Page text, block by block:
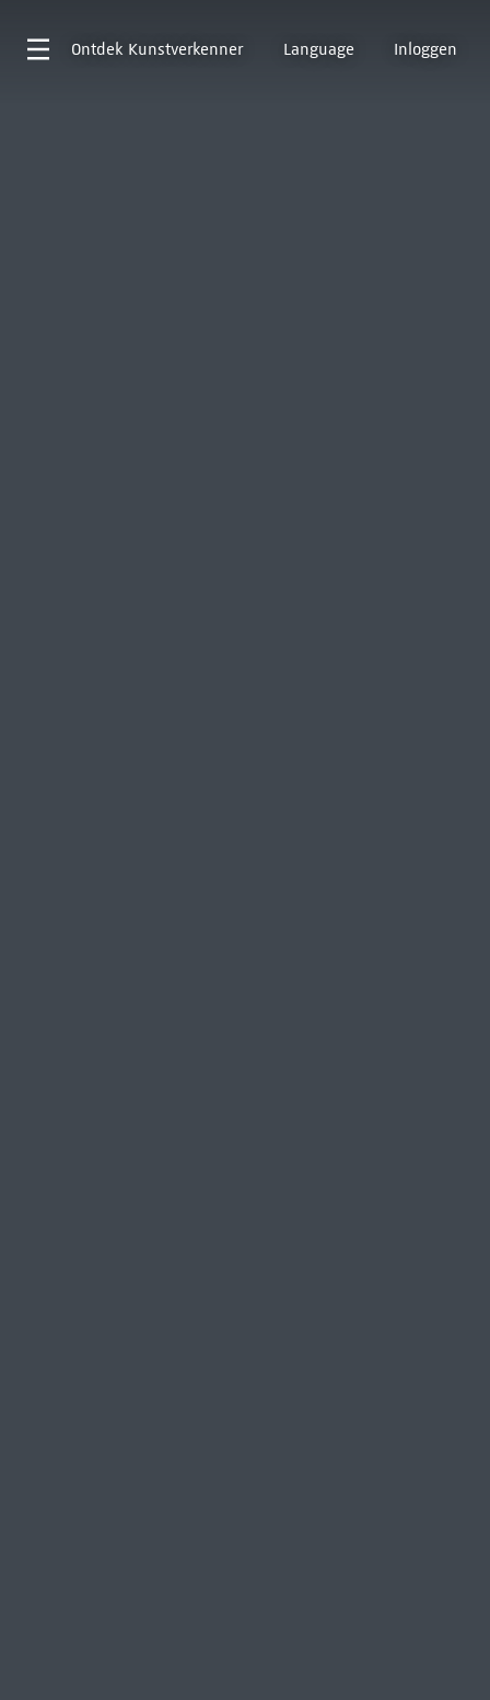
Ontdek Kunstverkenner Language Inloggen